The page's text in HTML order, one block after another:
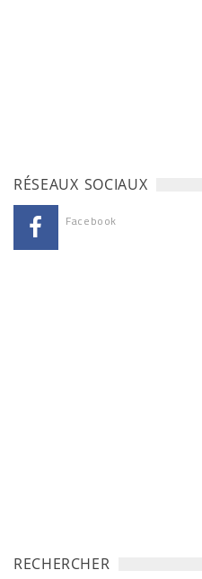
RÉSEAUX SOCIAUX
Facebook
RECHERCHER